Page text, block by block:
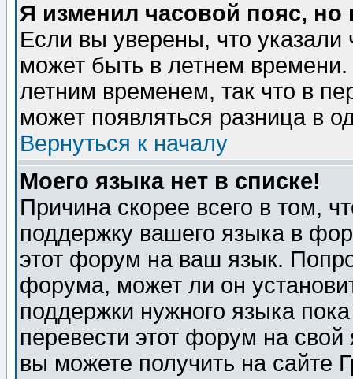
Я изменил часовой пояс,
Если вы уверены, что указали
может быть в летнем
летним временем, так что в
может появляться разница в
Вернуться к началу
Моего языка нет в списке!
Причина скорее всего в том,
поддержку вашего языка в
этот форум на ваш язык.
форума, может ли он
поддержки нужного языка
перевести этот форум на
вы можете получить на сайте